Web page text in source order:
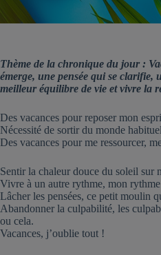
Thème de la chronique du jour :
émerge, une pensée qui se
meilleur équilibre de vie et vivre la
Des vacances pour reposer mon
Nécessité de sortir du monde
Des vacances pour me ressourcer,
Sentir la chaleur douce du soleil sur
Vivre à un autre rythme, mon
Lâcher les pensées, ce petit moulin
Abandonner la culpabilité, les
ou cela.
Vacances, j’oublie tout !